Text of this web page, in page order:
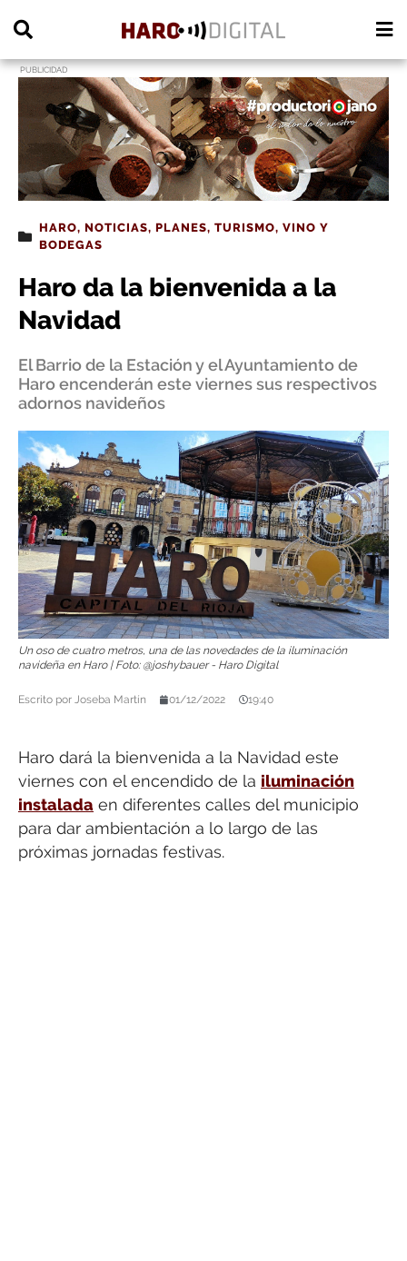
PUBLICIDAD
HARO, NOTICIAS, PLANES, TURISMO, VINO Y
BODEGAS
Haro da la bienvenida a la
Navidad
El Barrio de la Estación y el Ayuntamiento de
Haro encenderán este viernes sus respectivos
adornos navideños
Un oso de cuatro metros, una de las novedades de la iluminación
navideña en Haro | Foto: @joshybauer - Haro Digital
Escrito por Joseba Martín 01/12/2022 19:40
Haro dará la bienvenida a la Navidad este
viernes con el encendido de la iluminación
instalada en diferentes calles del municipio
para dar ambientación a lo largo de las
próximas jornadas festivas.